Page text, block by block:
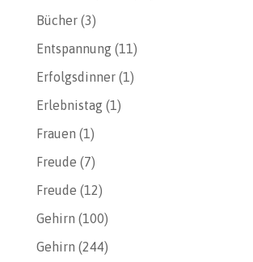
Bücher(3)
Entspannung(11)
Erfolgsdinner(1)
Erlebnistag(1)
Frauen (1)
Freude (7)
Freude (12)
Gehirn (100)
Gehirn (244)